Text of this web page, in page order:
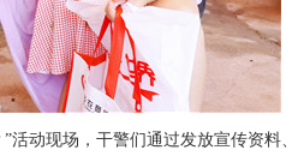
活动现场，干警们通过发放宣传资料、